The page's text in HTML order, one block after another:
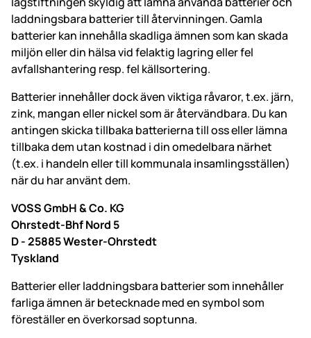
laddningsbara batterier till återvinningen. Gamla
batterier kan innehålla skadliga ämnen som kan skada
miljön eller din hälsa vid felaktig lagring eller fel
avfallshantering resp. fel källsortering.
Batterier innehåller dock även viktiga råvaror, t.ex. järn,
zink, mangan eller nickel som är återvändbara. Du kan
antingen skicka tillbaka batterierna till oss eller lämna
tillbaka dem utan kostnad i din omedelbara närhet
(t.ex. i handeln eller till kommunala insamlingsställen)
när du har använt dem.
VOSS GmbH & Co. KG
Ohrstedt-Bhf Nord 5
D - 25885 Wester-Ohrstedt
Tyskland
Batterier eller laddningsbara batterier som innehåller
farliga ämnen är betecknade med en symbol som
föreställer en överkorsad soptunna.